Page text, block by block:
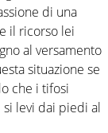
di una
il ricorso lei
al versamento
situazione se
che i tifosi
levi dai piedi al